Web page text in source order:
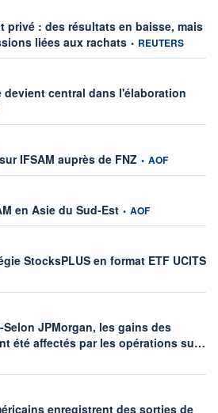
privé : des résultats en baisse, mais
liées aux rachats information fournie
• REUTERS
central dans l'élaboration
fournie par
IFSAM auprès de FNZ information
• AOF
en Asie du Sud-Estinformation fournie par
• AOF
StocksPLUS en format ETF UCITS
Selon JPMorgan, les gains des
été affectés par les opérations su…
enregistrent des sorties de